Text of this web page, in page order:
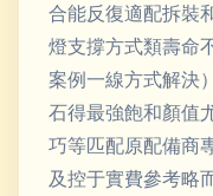
合能反復適配拆裝
燈支撐方式類壽命
案例一線方式解決
石得最強飽和顏值
巧等匹配原配備商
及控于實費參考略